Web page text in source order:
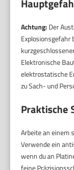
Achtung: Der
Explosionsgefahr
Elektronische
elektrostatische
zu Sach- und
Praktische
Arbeite an einem
Verwende ein
wenn du an
feine